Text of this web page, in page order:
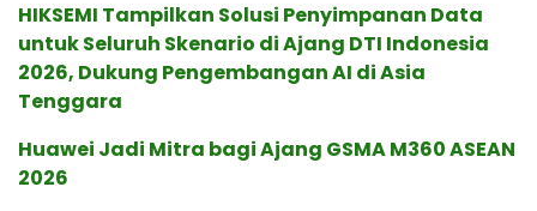
HIKSEMI Tampilkan Solusi Penyimpanan Data
untuk Seluruh Skenario di Ajang DTI Indonesia
2026, Dukung Pengembangan AI di Asia
Tenggara
Huawei Jadi Mitra bagi Ajang GSMA M360 ASEAN
2026